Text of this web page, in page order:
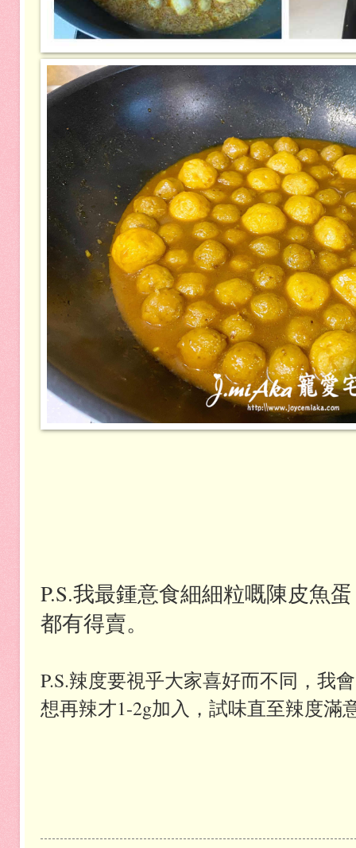
P.S.我最鍾意食細細粒嘅陳皮魚
都有得賣。
P.S.辣度要視乎大家喜好而不同，我
想再辣才1-2g加入，試味直至辣度滿